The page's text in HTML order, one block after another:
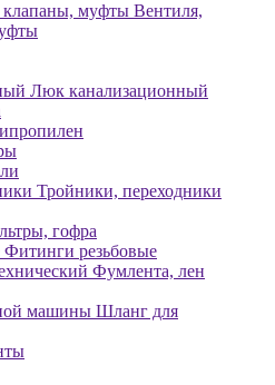
Вентиля,
Люк канализационный
Тройники, переходники
гофра
Фитинги резьбовые
Фумлента, лен
Шланг для